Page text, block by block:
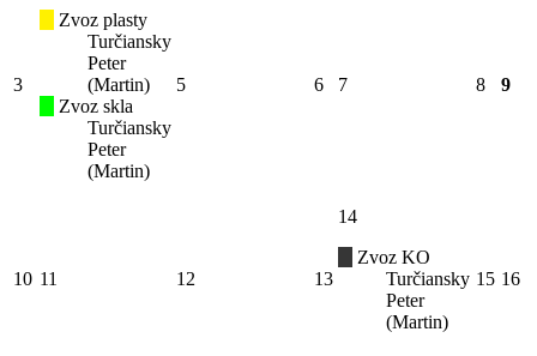
3
Zvoz plasty
Turčiansky
Peter
(Martin)
Zvoz skla
Turčiansky
Peter
(Martin)
5 6 7 8 9
10 11 12 13
14
Zvoz KO
Turčiansky
Peter
(Martin)
15 16